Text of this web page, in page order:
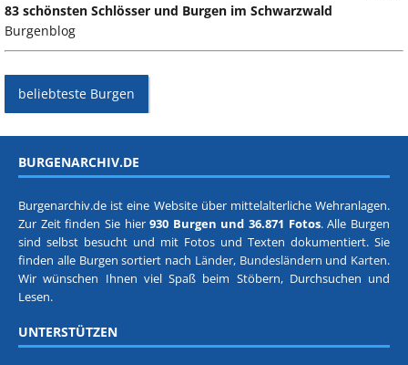
83 schönsten Schlösser und Burgen im Schwarzwald
Burgenblog
beliebteste Burgen
BURGENARCHIV.DE
Burgenarchiv.de ist eine Website über mittelalterliche Wehranlagen.
Zur Zeit finden Sie hier930 Burgen und 36.871 Fotos. Alle Burgen
sind selbst besucht und mit Fotos und Texten dokumentiert. Sie
finden alle Burgen sortiert nach Länder, Bundesländern und Karten.
Wir wünschen Ihnen viel Spaß beim Stöbern, Durchsuchen und
Lesen.
UNTERSTÜTZEN